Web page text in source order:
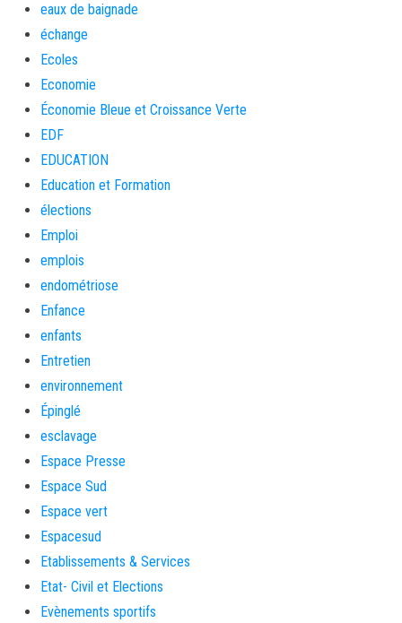
eaux de baignade
échange
Ecoles
Economie
Économie Bleue et Croissance Verte
EDF
EDUCATION
Education et Formation
élections
Emploi
emplois
endométriose
Enfance
enfants
Entretien
environnement
Épinglé
esclavage
Espace Presse
Espace Sud
Espace vert
Espacesud
Etablissements & Services
Etat- Civil et Elections
Evènements sportifs